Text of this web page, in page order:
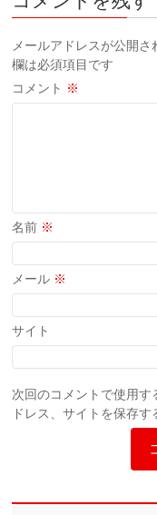
メールアドレスが公開さ
欄は必須項目です
コメント ※
名前 ※
メール ※
サイト
次回のコメントで使用
ドレス、サイトを保存す